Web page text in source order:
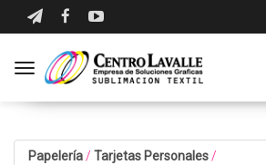
Toggle navigation
Papelería / Tarjetas Personales /